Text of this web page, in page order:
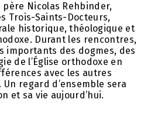
Nicolas Rehbinder,
Trois-Saints-Docteurs,
historique, théologique et
Durant les rencontres,
importants des dogmes, des
de l’Église orthodoxe en
avec les autres
regard d’ensemble sera
et sa vie aujourd’hui.